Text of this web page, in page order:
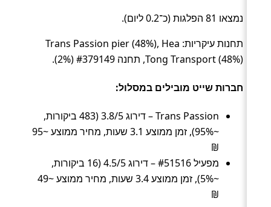
נמצאו 81 הפלגות (כ־0.2 ליום).
תחנות עיקריות: Trans Passion pier (48%), Hea
Tong Transport (48%), תחנה #379149 (2%).
חברות שייט מובילים במסלול:
Trans Passion – דירוג 3.8/5 (483 ביקורות,
~95%), זמן ממוצע 3.1 שעות, מחיר ממוצע ~95
₪
מפעיל #51516 – דירוג 4.5/5 (16 ביקורות,
~5%), זמן ממוצע 3.4 שעות, מחיר ממוצע ~49
₪